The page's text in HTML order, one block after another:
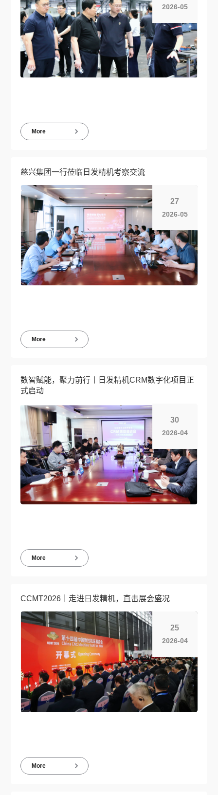
2026-05
More
慈兴集团一行莅临日发精机考察交流
27
2026-05
More
数智赋能，聚力前行丨日发精机CRM数字化项目正
式启动
30
2026-04
More
CCMT2026｜走进日发精机，直击展会盛况
25
2026-04
More